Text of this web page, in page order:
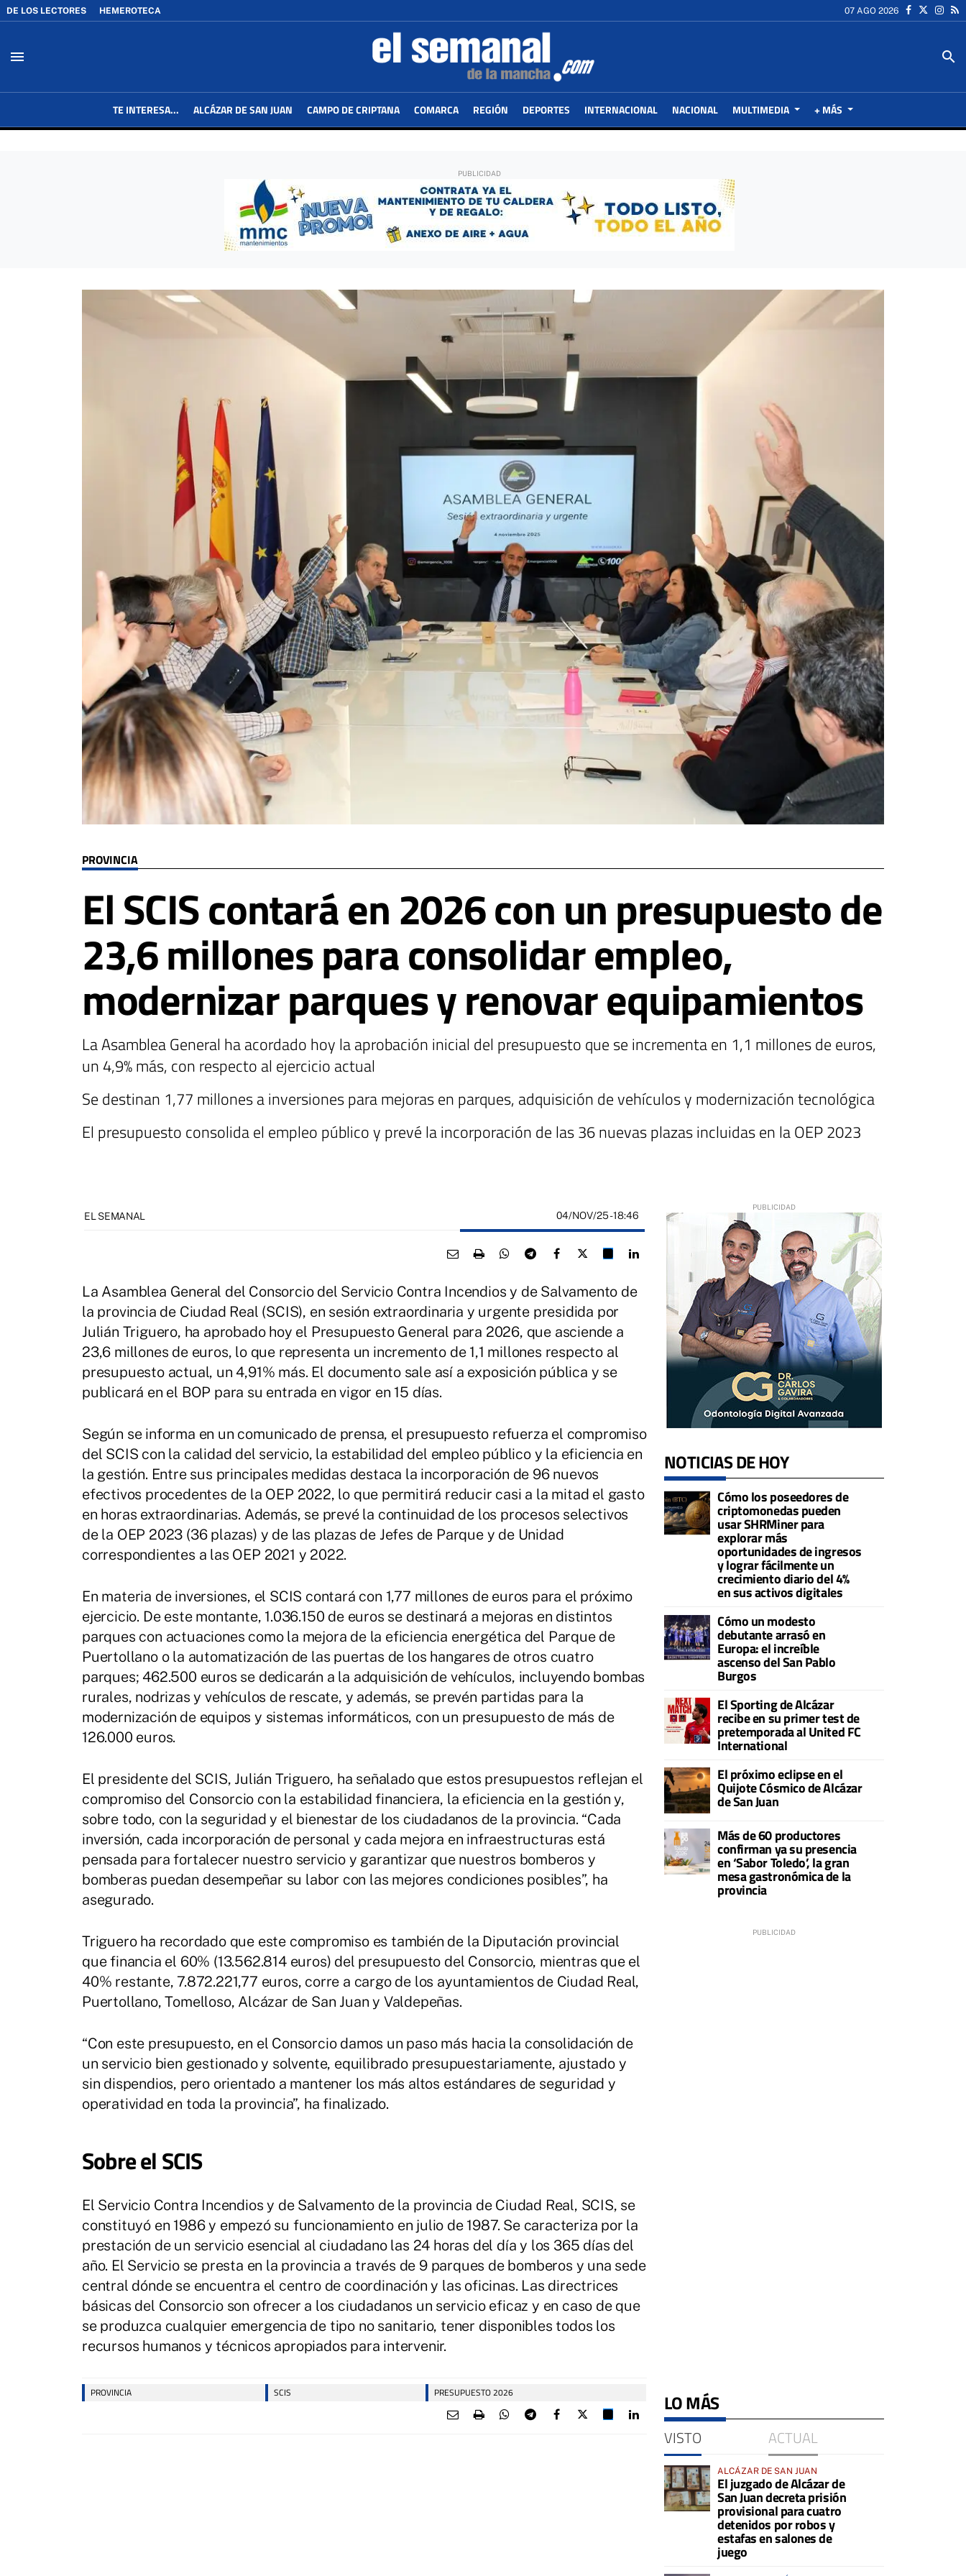
DE LOS LECTORES HEMEROTECA 07 AGO 2026
menu search
TE INTERESA... ALCÁZAR DE SAN JUAN CAMPO DE CRIPTANA COMARCA REGIÓN DEPORTES INTERNACIONAL NACIONAL MULTIMEDIA + MÁS
PROVINCIA
El SCIS contará en 2026 con un presupuesto de
23,6 millones para consolidar empleo,
modernizar parques y renovar equipamientos
La Asamblea General ha acordado hoy la aprobación inicial del presupuesto que se incrementa en 1,1 millones de euros,
un 4,9% más, con respecto al ejercicio actual
Se destinan 1,77 millones a inversiones para mejoras en parques, adquisición de vehículos y modernización tecnológica
El presupuesto consolida el empleo público y prevé la incorporación de las 36 nuevas plazas incluidas en la OEP 2023
EL SEMANAL 04/NOV/25- 18:46
La Asamblea General del Consorcio del Servicio Contra Incendios y de Salvamento de
la provincia de Ciudad Real (SCIS), en sesión extraordinaria y urgente presidida por
Julián Triguero, ha aprobado hoy el Presupuesto General para 2026, que asciende a
23,6 millones de euros, lo que representa un incremento de 1,1 millones respecto al
presupuesto actual, un 4,91% más. El documento sale así a exposición pública y se
publicará en el BOP para su entrada en vigor en 15 días.
Según se informa en un comunicado de prensa, el presupuesto refuerza el compromiso
del SCIS con la calidad del servicio, la estabilidad del empleo público y la eficiencia en
la gestión. Entre sus principales medidas destaca la incorporación de 96 nuevos
efectivos procedentes de la OEP 2022, lo que permitirá reducir casi a la mitad el gasto
en horas extraordinarias. Además, se prevé la continuidad de los procesos selectivos
de la OEP 2023 (36 plazas) y de las plazas de Jefes de Parque y de Unidad
correspondientes a las OEP 2021 y 2022.
En materia de inversiones, el SCIS contará con 1,77 millones de euros para el próximo
ejercicio. De este montante, 1.036.150 de euros se destinará a mejoras en distintos
parques con actuaciones como la mejora de la eficiencia energética del Parque de
Puertollano o la automatización de las puertas de los hangares de otros cuatro
parques; 462.500 euros se dedicarán a la adquisición de vehículos, incluyendo bombas
rurales, nodrizas y vehículos de rescate, y además, se prevén partidas para la
modernización de equipos y sistemas informáticos, con un presupuesto de más de
126.000 euros.
El presidente del SCIS, Julián Triguero, ha señalado que estos presupuestos reflejan el
compromiso del Consorcio con la estabilidad financiera, la eficiencia en la gestión y,
sobre todo, con la seguridad y el bienestar de los ciudadanos de la provincia. “Cada
inversión, cada incorporación de personal y cada mejora en infraestructuras está
pensada para fortalecer nuestro servicio y garantizar que nuestros bomberos y
bomberas puedan desempeñar su labor con las mejores condiciones posibles”, ha
asegurado.
Triguero ha recordado que este compromiso es también de la Diputación provincial
que financia el 60% (13.562.814 euros) del presupuesto del Consorcio, mientras que el
40% restante, 7.872.221,77 euros, corre a cargo de los ayuntamientos de Ciudad Real,
Puertollano, Tomelloso, Alcázar de San Juan y Valdepeñas.
“Con este presupuesto, en el Consorcio damos un paso más hacia la consolidación de
un servicio bien gestionado y solvente, equilibrado presupuestariamente, ajustado y
sin dispendios, pero orientado a mantener los más altos estándares de seguridad y
operatividad en toda la provincia”, ha finalizado.
Sobre el SCIS
El Servicio Contra Incendios y de Salvamento de la provincia de Ciudad Real, SCIS, se
constituyó en 1986 y empezó su funcionamiento en julio de 1987. Se caracteriza por la
prestación de un servicio esencial al ciudadano las 24 horas del día y los 365 días del
año. El Servicio se presta en la provincia a través de 9 parques de bomberos y una sede
central dónde se encuentra el centro de coordinación y las oficinas. Las directrices
básicas del Consorcio son ofrecer a los ciudadanos un servicio eficaz y en caso de que
se produzca cualquier emergencia de tipo no sanitario, tener disponibles todos los
recursos humanos y técnicos apropiados para intervenir.
PROVINCIA SCIS PRESUPUESTO 2026
NOTICIAS DE HOY
Cómo los poseedores de
criptomonedas pueden
usar SHRMiner para
explorar más
oportunidades de ingresos
y lograr fácilmente un
crecimiento diario del 4%
en sus activos digitales
Cómo un modesto
debutante arrasó en
Europa: el increíble
ascenso del San Pablo
Burgos
El Sporting de Alcázar
recibe en su primer test de
pretemporada al United FC
International
El próximo eclipse en el
Quijote Cósmico de Alcázar
de San Juan
Más de 60 productores
confirman ya su presencia
en ‘Sabor Toledo’, la gran
mesa gastronómica de la
provincia
LO MÁS
VISTO ACTUAL
ALCÁZAR DE SAN JUAN
El juzgado de Alcázar de
San Juan decreta prisión
provisional para cuatro
detenidos por robos y
estafas en salones de
juego